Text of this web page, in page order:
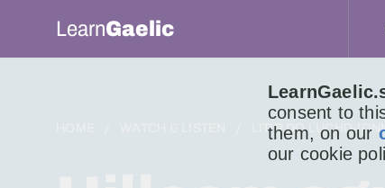
consent to
them, on our
our cookie
LearnGaelic
LITIR DO LUCHD-